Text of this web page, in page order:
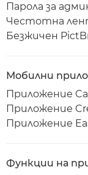
Парола за
Честотна
Безжичен
Мобилни
Приложение
Приложение
Приложение
Функции на